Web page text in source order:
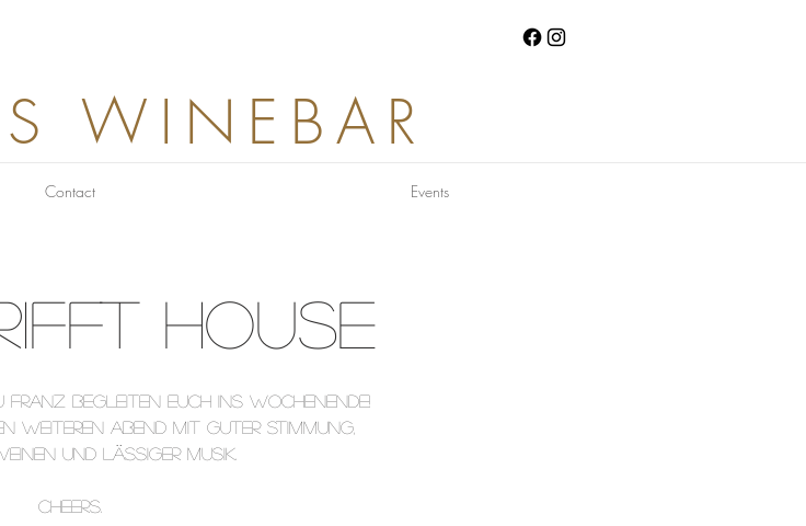
WINEBAR
Contact Events
HOUSE
BEGLEITEN EUCH INS WOCHENENDE!
WEITEREN ABEND MIT GUTER STIMMUNG,
UND LÄSSIGER MUSIK.
CHEERS.